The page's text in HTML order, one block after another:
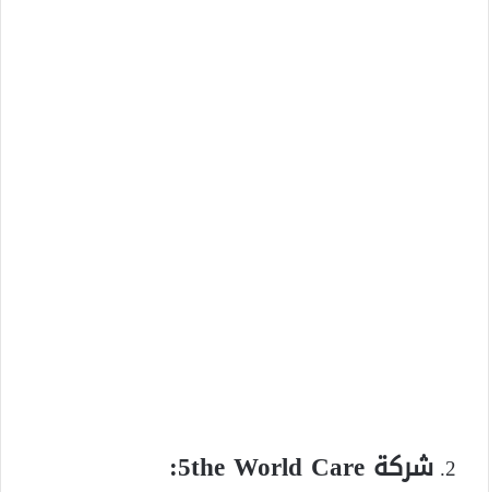
شركة 5the World Care: